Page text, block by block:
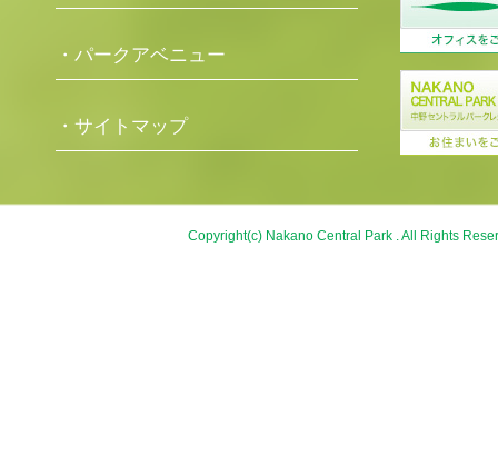
・パークアベニュー
・サイトマップ
Copyright(c) Nakano Central Park . All Rights